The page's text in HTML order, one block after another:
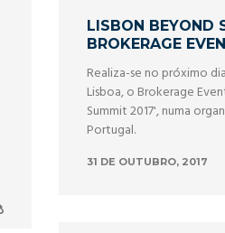
LISBON BEYOND
BROKERAGE
​Realiza-se no próximo
Lisboa, o Brokerage
Summit 2017', numa
Portugal.
31 DE OUTUBRO, 2017